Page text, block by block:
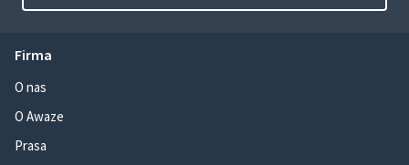
Firma
O nas
O Awaze
Prasa